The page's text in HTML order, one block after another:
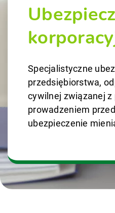
Specjalistyczne
przedsiębiorstwa,
cywilnej związanej z
prowadzeniem
ubezpieczenie